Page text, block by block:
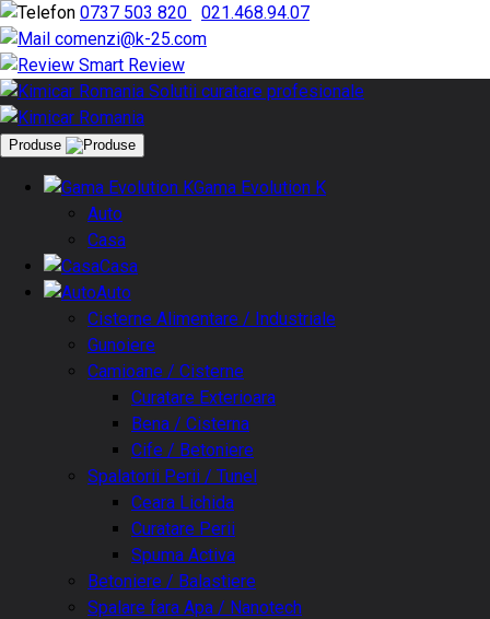
0737 503 820
021.468.94.07
comenzi@k-25.com
Smart Review
Produse
Gama Evolution K
Auto
Casa
Casa
Auto
Cisterne Alimentare / Industriale
Gunoiere
Camioane / Cisterne
Curatare Exterioara
Bena / Cisterna
Cife / Betoniere
Spalatorii Perii / Tunel
Ceara Lichida
Curatare Perii
Spuma Activa
Betoniere / Balastiere
Spalare fara Apa / Nanotech